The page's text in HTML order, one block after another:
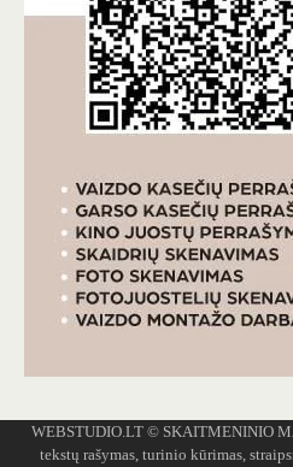
WEBSTUDIO.LT © SKAITMENINIO
tekstų rašymas, turinio kūrimas,